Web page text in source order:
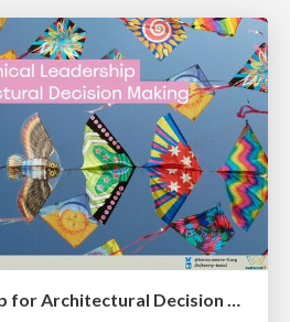
Technical Leadership for Architectural Decision Making